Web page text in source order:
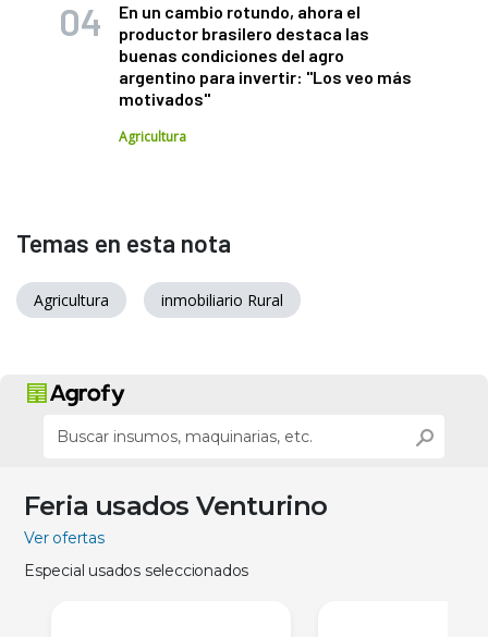
En un cambio rotundo, ahora el
productor brasilero destaca las
buenas condiciones del agro
argentino para invertir: "Los veo más
motivados"
Agricultura
Temas en esta nota
Agricultura inmobiliario Rural
Feria usados Venturino
Ver ofertas
Especial usados seleccionados